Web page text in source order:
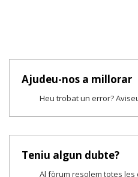
Ajudeu-nos a millorar
Heu trobat un error?
Teniu algun dubte?
Al fòrum resolem totes les